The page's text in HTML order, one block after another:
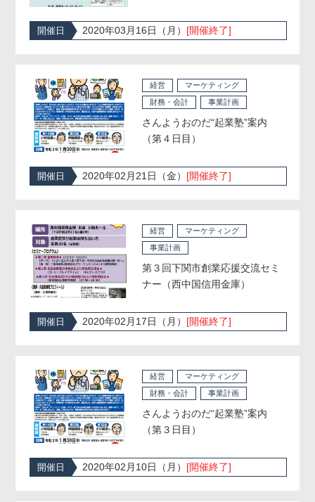
開催日 2020年03月16日（月） [開催終了]
経営
マーケティング
財務・会計
事業計画
さんようおのだ“起業塾”案内
（第４日目）
開催日 2020年02月21日（金） [開催終了]
経営
マーケティング
事業計画
第３回下関市創業応援交流セミ
ナー（西中国信用金庫）
開催日 2020年02月17日（月） [開催終了]
経営
マーケティング
財務・会計
事業計画
さんようおのだ“起業塾”案内
（第３日目）
開催日 2020年02月10日（月） [開催終了]